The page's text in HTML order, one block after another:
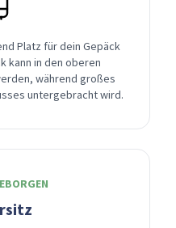
Platz für dein Gepäck
kann in den oberen
während großes
untergebracht wird.